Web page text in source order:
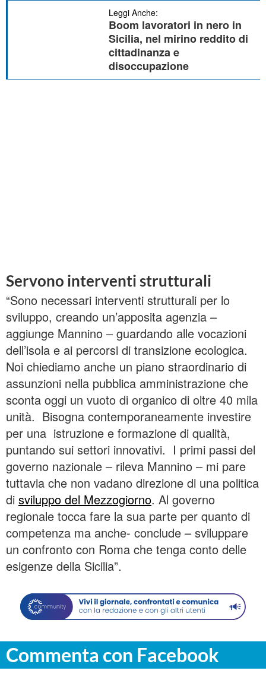
Leggi Anche:
Boom lavoratori in nero in
Sicilia, nel mirino reddito di
cittadinanza e
disoccupazione
Servono interventi strutturali
“Sono necessari interventi strutturali per lo
sviluppo, creando un’apposita agenzia –
aggiunge Mannino – guardando alle vocazioni
dell’isola e ai percorsi di transizione ecologica.
Noi chiediamo anche un piano straordinario di
assunzioni nella pubblica amministrazione che
sconta oggi un vuoto di organico di oltre 40 mila
unità. Bisogna contemporaneamente investire
per una istruzione e formazione di qualità,
puntando sui settori innovativi. I primi passi del
governo nazionale – rileva Mannino – mi pare
tuttavia che non vadano direzione di una politica
di sviluppo del Mezzogiorno. Al governo
regionale tocca fare la sua parte per quanto di
competenza ma anche- conclude – sviluppare
un confronto con Roma che tenga conto delle
esigenze della Sicilia”.
Commenta con Facebook